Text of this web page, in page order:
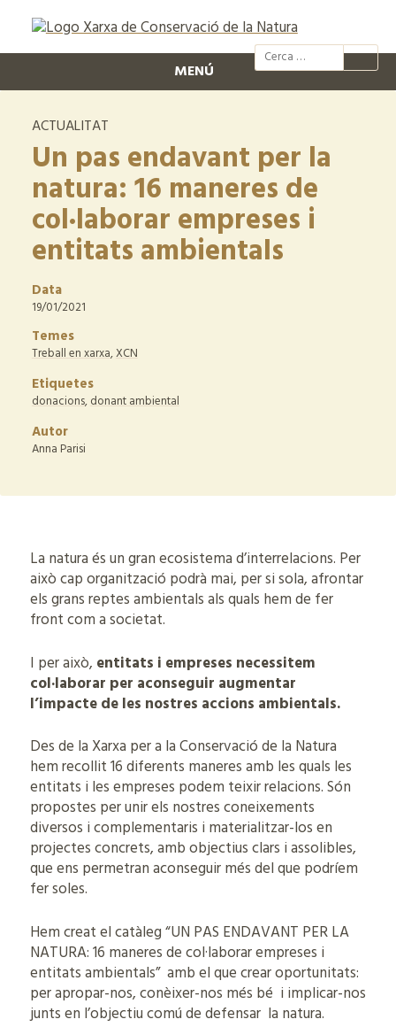
@xcn.cat
MENÚ
ACTUALITAT
Un pas endavant per la
natura: 16 maneres de
col·laborar empreses i
entitats ambientals
Data
19/01/2021
Temes
Treball en xarxa,XCN
Etiquetes
donacions,donant ambiental
Autor
Anna Parisi
La natura és un gran ecosistema d’interrelacions. Per
això cap organització podrà mai, per si sola, afrontar
els grans reptes ambientals als quals hem de fer
front com a societat.
I per això, entitats i empreses necessitem
col·laborar per aconseguir augmentar
l’impacte de les nostres accions ambientals.
Des de la Xarxa per a la Conservació de la Natura
hem recollit 16 diferents maneres amb les quals les
entitats i les empreses podem teixir relacions. Són
propostes per unir els nostres coneixements
diversos i complementaris i materialitzar-los en
projectes concrets, amb objectius clars i assolibles,
que ens permetran aconseguir més del que podríem
fer soles.
Hem creat el catàleg “UN PAS ENDAVANT PER LA
NATURA: 16 maneres de col·laborar empreses i
entitats ambientals” amb el que crear oportunitats:
per apropar-nos, conèixer-nos més bé i implicar-nos
junts en l’objectiu comú de defensar la natura.